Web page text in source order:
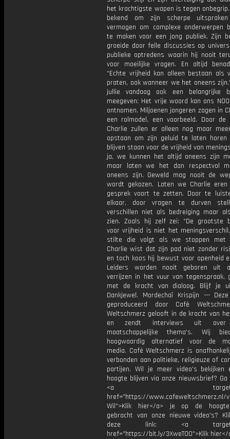
het krachtigste wapen is tegen
bekend om zijn scherpe
vermogen om complexe onderwerpen
te maken voor een jong publiek. Zijn
groeide door felle discussies op
publieke optredens waarin hij nooit
voor moeilijke vragen. En altijd
“Echte vrijheid kan alleen bestaan als
praten, ook wanneer we het oneens
jullie vandaag ook een belangrijke
meegeven: Het vrije woord kan ons
ontnomen. Miljoenen jongeren zagen in
een rolmodel, een voorbeeld. Door de
Charlie zullen er alleen nog maar
opstaan om zijn geluid te laten
blijven staan voor de vrijheid van
ja, we kunnen het altijd oneens zijn
maar laten we het dan respectvol
oneens zijn. Geweld mag nooit de
wordt gekozen. Laten we Charlie
gesprek voort te zetten. Door te
elkaar, door vragen te durven
verschillen niet als bedreiging maar
zien. Zoals hij zelf zei: “De grootste
voor vrijheid is niet het
stilte die volgt als we stoppen met
Charlie wist dat zijn pad niet zonder
en toch koos hij bewust voor openheid
Leiders worden nooit geboren uit
verrijzen in het vuur van tegenspraak,
met de kracht van dialoog. Blijf je
Dankjewel. Mordechaï Krispijn ---
geproduceerd door Café
Weltschmerz gelooft in de kracht van
en zendt interviews uit over
maatschappelijke thema's. Wij
hoogwaardig alternatief voor de
media. Café Weltschmerz is
verbonden aan politieke, religieuze of
partijen. Wil je meer video's bekijken
hoogte blijven via onze nieuwsbrief? Ga
<a
href="https://www.cafeweltschmerz.nl/
Wil">Klik hier</a> je op de
gebracht van onze nieuwe video's?
deze link: <a
href="https://bit.ly/3XweTO0">Klik hier</